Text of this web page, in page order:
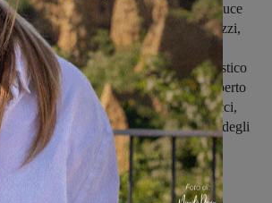
alcuni ex allievi che si sono messi in luce
al dirigente scolastico Lorenzo Pierazzi,
San Giovanni Maurizio Viligiardi, la
Vadi, il dirigente dell’ufficio scolastico
Curtolo, l’Ispettore scolastico Roberto
CNA regionale, Eleonora Ducci,
di Arezzo, il presidente della Rete degli